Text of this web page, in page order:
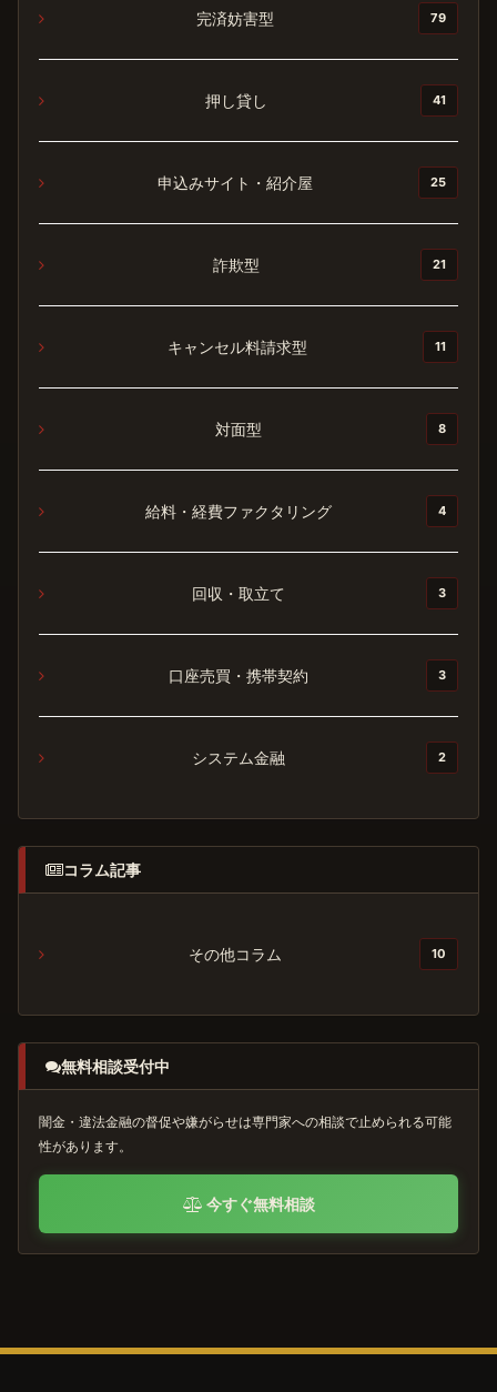
完済妨害型 79
押し貸し 41
申込みサイト・紹介屋 25
詐欺型 21
キャンセル料請求型 11
対面型 8
給料・経費ファクタリング 4
回収・取立て 3
口座売買・携帯契約 3
システム金融 2
コラム記事
その他コラム 10
無料相談受付中
闇金・違法金融の督促や嫌がらせは専門家への相談で止められる可能
性があります。
今すぐ無料相談